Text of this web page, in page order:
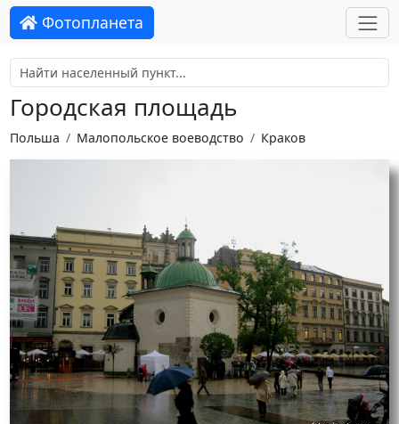
Фотопланета
Городская площадь
Польша Малопольское воеводство Краков